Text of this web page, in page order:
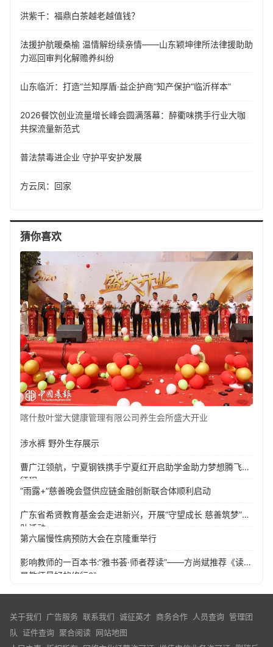
洪紫千：福鼎白茶越老越值钱？
法援护航暖桑榆 温情解纷续亲情——山东颖坤律所法律援助助
力巡回审判化解赡养纠纷
山东临沂：打造“兰知厚盾·益企护商”知产保护“临沂样本”
2026餐饮创业流量增长峰会圆满落幕：醉衢味携手行业大咖
共探流量新范式
普法禁毒进企业 守护平安护发展
方云凤：回家
猜你喜欢
喀什敖叶堂大健康管理有限公司养生会所盛大开业
涉水裤 野外生存展示
曹广江领航，宁夏钢铁携手宁夏红开启助学金助力梦想腾飞新
征程
“雨露+”慈善晚会暨供应链金融创新联合体顺利启动
广东省希贤教育基金会走进新兴，开展“守望成长 慈善筑梦”捐
助活动
第六届慢性病预防大会在京隆重举行
影响教师的一百本书:“雅书荟·师者荐读”——方尚斌推荐《读书
是教师最好的修行2》
关于我们 广告服务 联系我们 诚征英才 商务合作 人员查询
管理团
队
证件查询 聚合阅读 网站地图